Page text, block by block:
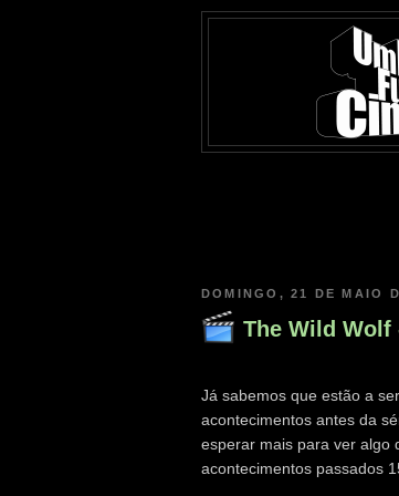
DOMINGO, 21 DE MAIO
The Wild Wolf
Já sabemos que estão a
acontecimentos antes da
esperar mais para ver algo
acontecimentos passados